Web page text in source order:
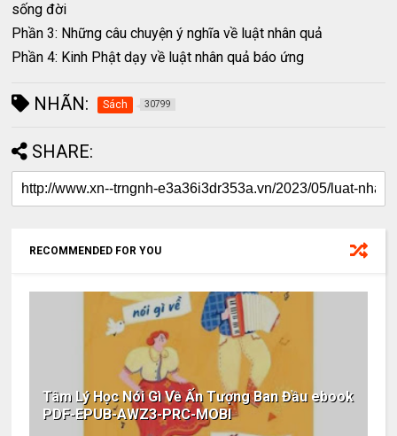
sống đời
Phần 3: Những câu chuyện ý nghĩa về luật nhân quả
Phần 4: Kinh Phật dạy về luật nhân quả báo ứng
NHÃN: Sách 30799
SHARE:
RECOMMENDED FOR YOU
Tâm Lý Học Nói Gì Về Ấn Tượng Ban Đầu ebook
PDF-EPUB-AWZ3-PRC-MOBI